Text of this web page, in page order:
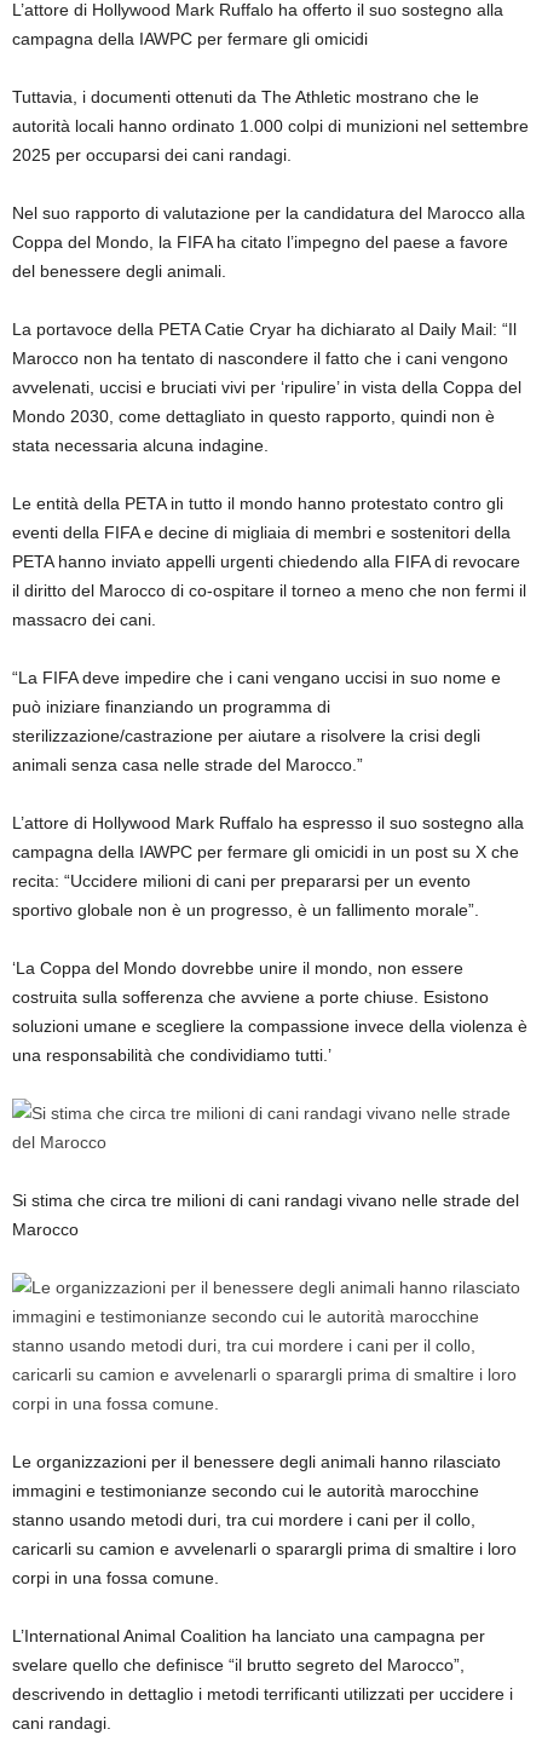
L’attore di Hollywood Mark Ruffalo ha offerto il suo sostegno alla
campagna della IAWPC per fermare gli omicidi
Tuttavia, i documenti ottenuti da The Athletic mostrano che le
autorità locali hanno ordinato 1.000 colpi di munizioni nel settembre
2025 per occuparsi dei cani randagi.
Nel suo rapporto di valutazione per la candidatura del Marocco alla
Coppa del Mondo, la FIFA ha citato l’impegno del paese a favore
del benessere degli animali.
La portavoce della PETA Catie Cryar ha dichiarato al Daily Mail: “Il
Marocco non ha tentato di nascondere il fatto che i cani vengono
avvelenati, uccisi e bruciati vivi per ‘ripulire’ in vista della Coppa del
Mondo 2030, come dettagliato in questo rapporto, quindi non è
stata necessaria alcuna indagine.
Le entità della PETA in tutto il mondo hanno protestato contro gli
eventi della FIFA e decine di migliaia di membri e sostenitori della
PETA hanno inviato appelli urgenti chiedendo alla FIFA di revocare
il diritto del Marocco di co-ospitare il torneo a meno che non fermi il
massacro dei cani.
“La FIFA deve impedire che i cani vengano uccisi in suo nome e
può iniziare finanziando un programma di
sterilizzazione/castrazione per aiutare a risolvere la crisi degli
animali senza casa nelle strade del Marocco.”
L’attore di Hollywood Mark Ruffalo ha espresso il suo sostegno alla
campagna della IAWPC per fermare gli omicidi in un post su X che
recita: “Uccidere milioni di cani per prepararsi per un evento
sportivo globale non è un progresso, è un fallimento morale”.
‘La Coppa del Mondo dovrebbe unire il mondo, non essere
costruita sulla sofferenza che avviene a porte chiuse. Esistono
soluzioni umane e scegliere la compassione invece della violenza è
una responsabilità che condividiamo tutti.’
Si stima che circa tre milioni di cani randagi vivano nelle strade del
Marocco
Le organizzazioni per il benessere degli animali hanno rilasciato
immagini e testimonianze secondo cui le autorità marocchine
stanno usando metodi duri, tra cui mordere i cani per il collo,
caricarli su camion e avvelenarli o sparargli prima di smaltire i loro
corpi in una fossa comune.
L’International Animal Coalition ha lanciato una campagna per
svelare quello che definisce “il brutto segreto del Marocco”,
descrivendo in dettaglio i metodi terrificanti utilizzati per uccidere i
cani randagi.